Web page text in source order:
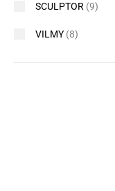
SCULPTOR (9)
VILMY (8)